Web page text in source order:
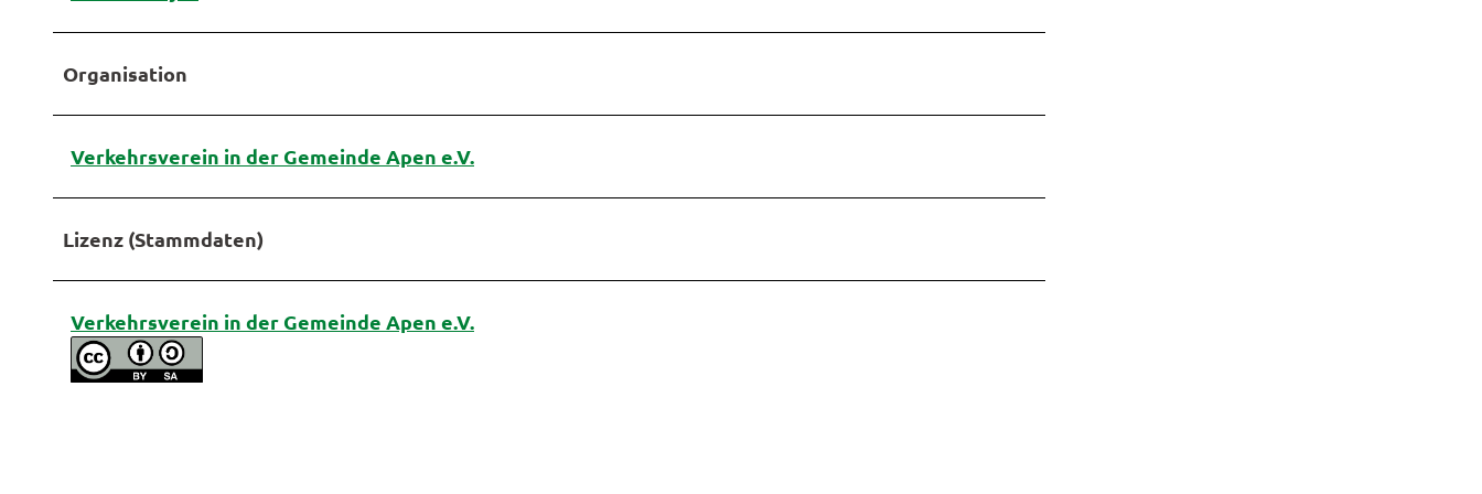
Organisation
Verkehrsverein in der Gemeinde Apen e.V.
Lizenz (Stammdaten)
Verkehrsverein in der Gemeinde Apen e.V.